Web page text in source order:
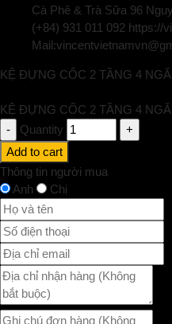
Cà Phê & Trà Sữa 96
(+84) 931 011 092 https://
KỆ ĐỰNG CỐC 2 TẦNG 4
KỆ ĐỰNG CỐC 2 TẦNG 4
Quantity
Add to cart
Thông tin người mua
Anh
Chị